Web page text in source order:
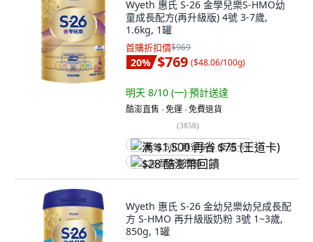
Wyeth 惠氏 S-26 金學兒樂S-HMO幼
童成長配方(再升級版) 4號 3-7歲,
1.6kg, 1罐
首購折扣價$969
20% $769 ($48.06/100g)
明天 8/10 (一) 預計送達
酷澎直售 ∙ 免運 ∙ 免費退貨
(3858)
满 $1,500 再省 $75 (王道卡)
$28 酷澎幣回饋
Wyeth 惠氏 S-26 金幼兒樂幼兒成長配
方 S-HMO 再升級版奶粉 3號 1~3歲,
850g, 1罐